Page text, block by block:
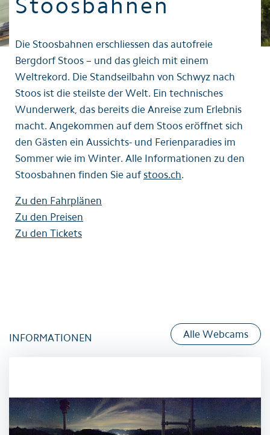
Die Stoosbahnen erschliessen das autofreie
Bergdorf Stoos – und das gleich mit einem
Weltrekord. Die Standseilbahn von Schwyz nach
Stoos ist die steilste der Welt. Ein technisches
Wunderwerk, das bereits die Anreise zum Erlebnis
macht. Angekommen auf dem Stoos eröffnet sich
den Gästen ein Aussichts- und Ferienparadies im
Sommer wie im Winter. Alle Informationen zu den
Stoosbahnen finden Sie aufstoos.ch.
Zu den Fahrplänen
Zu den Preisen
Zu den Tickets
INFORMATIONEN Alle Webcams